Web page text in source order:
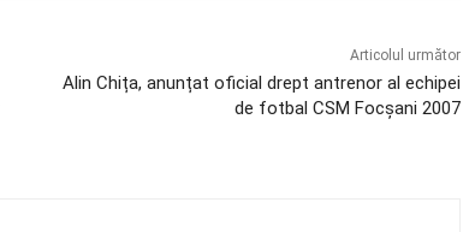
Articolul următor
Alin Chița, anunțat oficial drept antrenor al echipei
de fotbal CSM Focșani 2007